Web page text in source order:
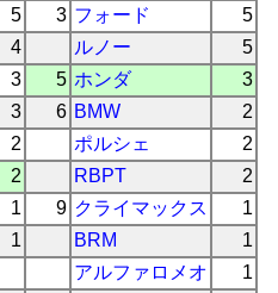
5 3 フォード
5
4 ルノー
5
3 5 ホンダ
3
3 6 BMW
2
2 ポルシェ
2
2 RBPT
2
1 9 クライマックス
1
1 BRM
1
アルファロメオ
1